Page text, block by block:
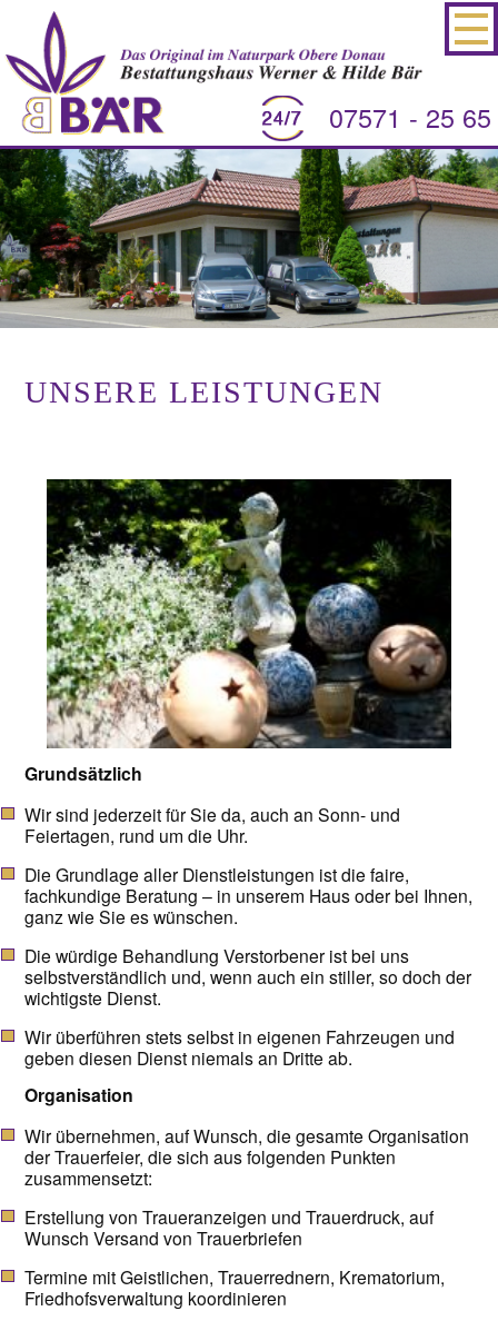
07571 - 25 65
UNSERE LEISTUNGEN
Grundsätzlich
Wir sind jederzeit für Sie da, auch an Sonn- und
Feiertagen, rund um die Uhr.
Die Grundlage aller Dienstleistungen ist die faire,
fachkundige Beratung – in unserem Haus oder bei Ihnen,
ganz wie Sie es wünschen.
Die würdige Behandlung Verstorbener ist bei uns
selbstverständlich und, wenn auch ein stiller, so doch der
wichtigste Dienst.
Wir überführen stets selbst in eigenen Fahrzeugen und
geben diesen Dienst niemals an Dritte ab.
Organisation
Wir übernehmen, auf Wunsch, die gesamte Organisation
der Trauerfeier, die sich aus folgenden Punkten
zusammensetzt:
Erstellung von Traueranzeigen und Trauerdruck, auf
Wunsch Versand von Trauerbriefen
Termine mit Geistlichen, Trauerrednern, Krematorium,
Friedhofsverwaltung koordinieren